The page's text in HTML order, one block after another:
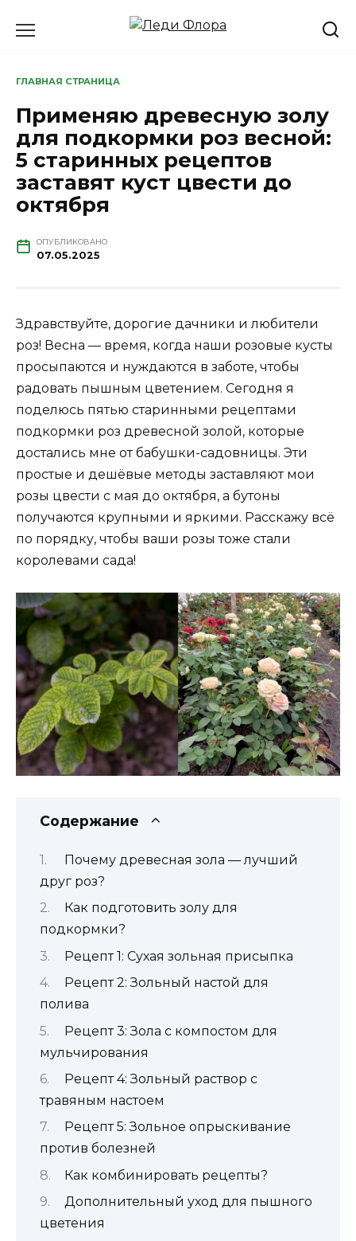
ГЛАВНАЯ СТРАНИЦА
Применяю древесную золу
для подкормки роз весной:
5 старинных рецептов
заставят куст цвести до
октября
ОПУБЛИКОВАНО
07.05.2025
Здравствуйте, дорогие дачники и любители
роз! Весна — время, когда наши розовые кусты
просыпаются и нуждаются в заботе, чтобы
радовать пышным цветением. Сегодня я
поделюсь пятью старинными рецептами
подкормки роз древесной золой, которые
достались мне от бабушки-садовницы. Эти
простые и дешёвые методы заставляют мои
розы цвести с мая до октября, а бутоны
получаются крупными и яркими. Расскажу всё
по порядку, чтобы ваши розы тоже стали
королевами сада!
Содержание
Почему древесная зола — лучший
друг роз?
Как подготовить золу для
подкормки?
Рецепт 1: Сухая зольная присыпка
Рецепт 2: Зольный настой для
полива
Рецепт 3: Зола с компостом для
мульчирования
Рецепт 4: Зольный раствор с
травяным настоем
Рецепт 5: Зольное опрыскивание
против болезней
Как комбинировать рецепты?
Дополнительный уход для пышного
цветения